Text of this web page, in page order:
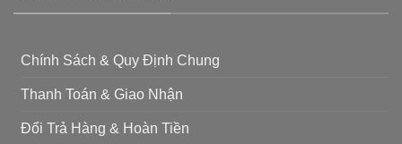
Chính Sách & Quy Định Chung
Thanh Toán & Giao Nhận
Đổi Trả Hàng & Hoàn Tiền